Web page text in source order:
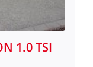
1.0TSI